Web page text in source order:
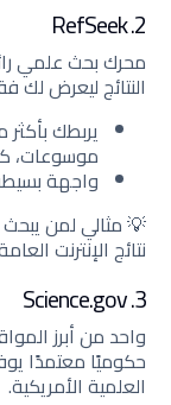
2. RefSeek
محرك بحث علمي
النتائج ليعرض لك
موسوعات،
واجهة
💡 مثالي لمن
نتائج الإنترنت العامة.
3. Science.gov
واحد من أبرز
العلمية الأمريكية.